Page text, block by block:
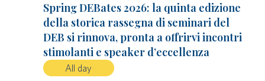
Spring DEBates 2026: la quinta edizione
della storica rassegna di seminari del
DEB si rinnova, pronta a offrirvi incontri
stimolanti e speaker d’eccellenza
All day